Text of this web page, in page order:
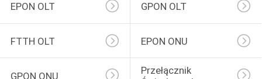
EPON OLT GPON OLT
FTTH OLT EPON ONU
GPON ONU
Przełącznik